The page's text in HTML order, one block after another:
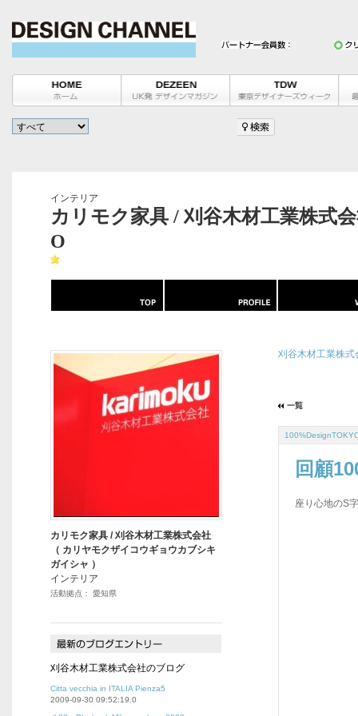
インテリア
カリモク家具 / 刈谷木材工業株式
O
刈谷木材工業株式
回顧
座り心地のS
カリモク家具 / 刈谷木材工業株式会社
（ カリヤモクザイコウギョウカブシキ
ガイシャ ）
インテリア
活動拠点： 愛知県
刈谷木材工業株式会社のブログ
Citta vecchia in ITALIA Pienza5
2009-09-30 09:52:19.0